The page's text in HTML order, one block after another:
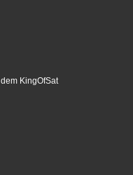
KingOfSat